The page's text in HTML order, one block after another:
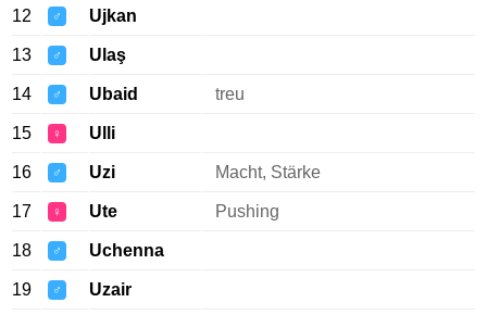
12 ♂ Ujkan
13 ♂ Ulaş
14 ♂ Ubaid treu
15 ♀ Ulli
16 ♂ Uzi Macht, Stärke
17 ♀ Ute Pushing
18 ♂ Uchenna
19 ♂ Uzair